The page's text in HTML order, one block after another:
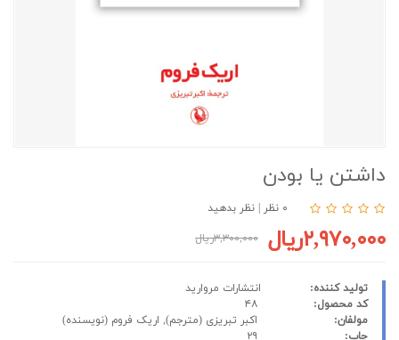
داشتن یا بودن
۰ نظر نظر بدهید
۲,۹۷۰,۰۰۰ریال ۳,۳۰۰,۰۰۰ریال
تولید کننده:
انتشارات مروارید
کد محصول:
مولفان:
اکبر تبریزی (مترجم), اریک فروم (نویسنده)
چاپ: